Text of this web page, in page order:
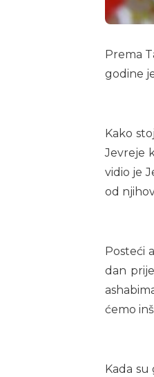
Prema
godine
Kako
Jevreje
vidio je
od
Posteći
dan
ćemo
Kada